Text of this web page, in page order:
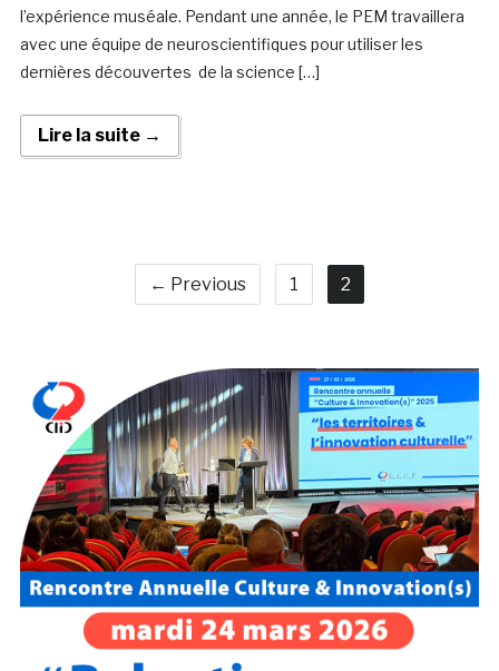
l’expérience muséale. Pendant une année, le PEM travaillera
avec une équipe de neuroscientifiques pour utiliser les
dernières découvertes de la science […]
Lire la suite →
← Previous 1 2